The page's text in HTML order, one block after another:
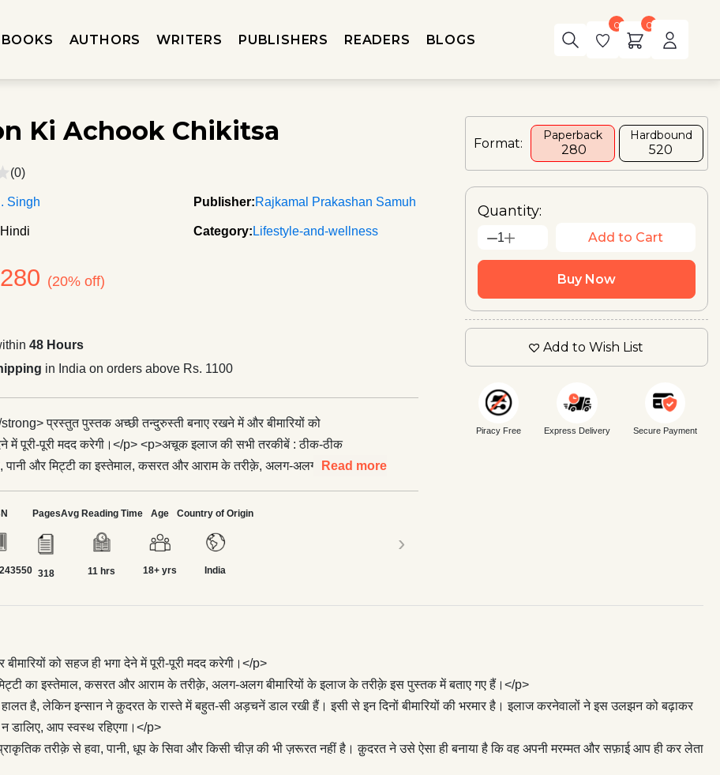
BOOKS AUTHORS WRITERS PUBLISHERS READERS BLOGS
0 0
Ki Achook Chikitsa
(0)
Singh Publisher:Rajkamal Prakashan Samuh
Hindi Category: Lifestyle-and-wellness
(20% off)
48 Hours
in India on orders above Rs. 1100
प्रस्तुत पुस्तक अच्छी तन्दुरुस्ती बनाए रखने में और बीमारियों को
में पूरी-पूरी मदद करेगी।</p> <p>अचूक इलाज की सभी तरकीबें : ठीक-ठीक
पानी और मिट्टी का इस्तेमाल, कसरत और आराम के तरीक़े, अलग-अलग
रहना ही शरीर की क़ुदरती हालत है, लेकिन इन्सान ने क़ुदरत के रास्ते में बहुत-
रखी हैं। इसी से इन दिनों बीमारियों की भरमार है। इलाज करनेवालों ने इस
स्वास्थ्य के मसले को और भी पेचीदा कर दिया है। क़ुदरत की राह में अड़चन
रहिएगा।</p> <p>दवा से कुछ भी फ़ायदा नहीं हो सकता बल्कि
Read more
Pages
318
Avg Reading Time
11 hrs
Age
18+ yrs
Country of Origin
India
›
Format:
Paperback
₹ 280
Hardbound
₹520
Quantity:
1 Add to Cart
Buy Now
Add to Wish List
Piracy Free Express Delivery Secure Payment
को सहज ही भगा देने में पूरी-पूरी मदद करेगी।</p>
का इस्तेमाल, कसरत और आराम के तरीक़े, अलग-अलग बीमारियों के इलाज के तरीक़े इस पुस्तक में बताए गए हैं।</p>
है, लेकिन इन्सान ने क़ुदरत के रास्ते में बहुत-सी अड़चनें डाल रखी हैं। इसी से इन दिनों बीमारियों की भरमार है। इलाज करनेवालों ने इस उलझन को बढ़ाकर
डालिए, आप स्वस्थ रहिएगा।</p>
तरीक़े से हवा, पानी, धूप के सिवा और किसी चीज़ की भी ज़रूरत नहीं है। क़ुदरत ने उसे ऐसा ही बनाया है कि वह अपनी मरम्मत और सफ़ाई आप ही कर लेता